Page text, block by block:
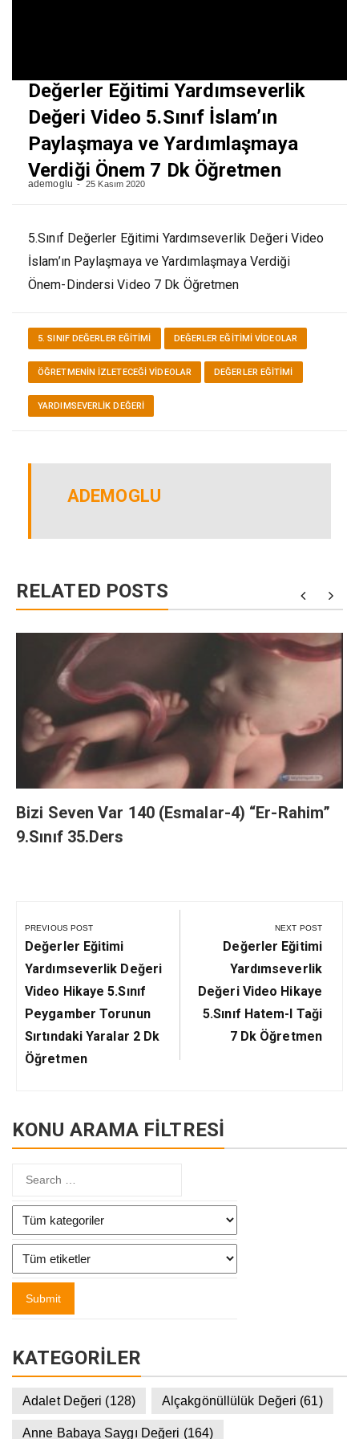
Değerler Eğitimi Yardımseverlik
Değeri Video 5.Sınıf İslam’ın
Paylaşmaya ve Yardımlaşmaya
Verdiği Önem 7 Dk Öğretmen
ademoglu 25 Kasım 2020
5.Sınıf Değerler Eğitimi Yardımseverlik Değeri Video
İslam’ın Paylaşmaya ve Yardımlaşmaya Verdiği
Önem-Dindersi Video 7 Dk Öğretmen
5. SINIF DEĞERLER EĞITIMI DEĞERLER EĞITIMI VİDEOLAR
ÖĞRETMENIN İZLETECEĞI VIDEOLAR DEĞERLER EĞITIMI
YARDIMSEVERLIK DEĞERI
ADEMOGLU
RELATED POSTS
Bizi Seven Var 140 (Esmalar-4) “Er-Rahim”
9.Sınıf 35.Ders
gezinmesi
PREVIOUS POST
Previous
Post:
Değerler Eğitimi
Yardımseverlik Değeri
Video Hikaye 5.Sınıf
Peygamber Torunun
Sırtındaki Yaralar 2 Dk
Öğretmen
NEXT POST
Next
Post:
Değerler Eğitimi
Yardımseverlik
Değeri Video Hikaye
5.Sınıf Hatem-I Taği
7 Dk Öğretmen
KONU ARAMA FİLTRESİ
KATEGORILER
Adalet Değeri (128) Alçakgönüllülük Değeri (61)
Anne Babaya Saygı Değeri (164)